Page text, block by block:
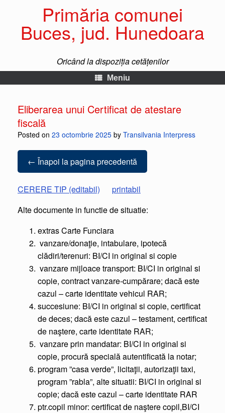
Primăria comunei
Buces, jud. Hunedoara
Oricând la dispoziția cetățenilor
Meniu
Eliberarea unui Certificat de atestare
fiscală
Posted on 23 octombrie 2025 by Transilvania Interpress
← Înapoi la pagina precedentă
CERERE TIP (editabil)
printabil
Alte documente in functie de situatie:
extras Carte Funciara
vanzare/donaţie, intabulare, ipotecă
clădiri/terenuri: BI/CI in original si copie
vanzare mijloace transport: BI/CI in original si
copie, contract vanzare-cumpărare; dacă este
cazul – carte identitate vehicul RAR;
succesiune: BI/CI in original si copie, certificat
de deces; dacă este cazul – testament, certificat
de naştere, carte identitate RAR;
vanzare prin mandatar: BI/CI in original si
copie, procură specială autentificată la notar;
program ”casa verde”, licitaţii, autorizaţii taxi,
program ”rabla”, alte situatii: BI/CI in original si
copie; dacă este cazul – carte identitate RAR
ptr.copil minor: certificat de naştere copil,BI/CI